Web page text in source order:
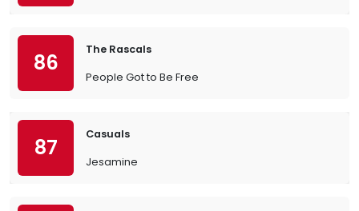
86
The Rascals
People Got to Be Free
87
Casuals
Jesamine